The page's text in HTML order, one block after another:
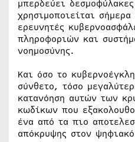
μπερδεύει
χρησιμοποιείται
ερευνητές
πληροφοριών και
νοημοσύνης.
Και όσο το
σύνθετο, τόσο
κατανόηση αυτών των
κωδίκων που
ένα από τα πιο
απόκρυψης στον